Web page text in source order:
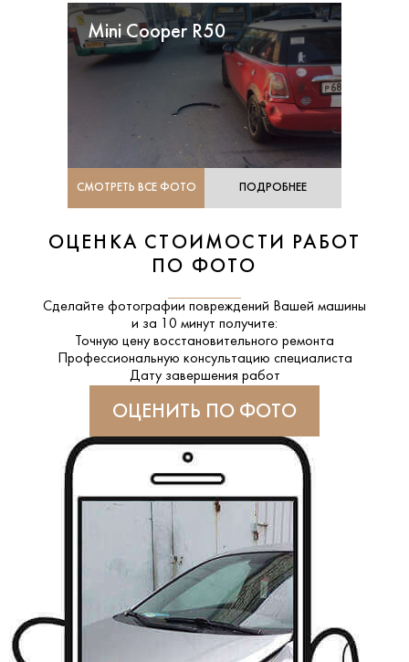
Mini Cooper R50
СМОТРЕТЬ ВСЕ ФОТО ПОДРОБНЕЕ
ОЦЕНКА СТОИМОСТИ РАБОТ
ПО ФОТО
Сделайте фотографии повреждений Вашей машины
и за
10 минут получите:
Точную цену восстановительного ремонта
Профессиональную консультацию специалиста
Дату завершения работ
ОЦЕНИТЬ ПО ФОТО